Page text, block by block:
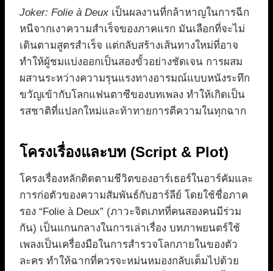
Joker: Folie à Deux เป็นผลงานที่กล้าหาญในการฉีก
หนีจากเงาความสำเร็จของภาคแรก มันเลือกที่จะไม่
เดินตามสูตรสำเร็จ แต่กลับสร้างเส้นทางใหม่ที่อาจ
ทำให้ผู้ชมแบ่งออกเป็นสองขั้วอย่างชัดเจน การผสม
ผสานระหว่างความรุนแรงทางอารมณ์แบบหนังระทึก
ขวัญเข้ากับโลกแฟนตาซีของบทเพลง ทำให้เกิดเป็น
รสชาติที่แปลกใหม่และท้าทายการตีความในทุกฉาก
โครงเรื่องและบท (Script & Plot)
โครงเรื่องหลักติดตามชีวิตของอาร์เธอร์ในอาร์คัมและ
การก่อตัวของความสัมพันธ์กับฮาร์ลีย์ โดยใช้ชื่อภาค
รอง “Folie à Deux” (ภาวะจิตเภทที่คนสองคนมีร่วม
กัน) เป็นแกนกลางในการเล่าเรื่อง บทภาพยนตร์ใช้
เพลงเป็นเครื่องมือในการสำรวจโลกภายในของตัว
ละคร ทำให้ฉากที่ควรจะหม่นหมองกลับเต็มไปด้วย